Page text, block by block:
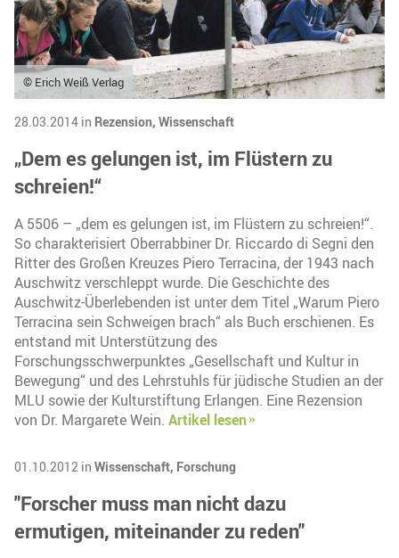
© Erich Weiß Verlag
28.03.2014 in Rezension, Wissenschaft
„Dem es gelungen ist, im Flüstern zu
schreien!“
A 5506 – „dem es gelungen ist, im Flüstern zu schreien!“.
So charakterisiert Oberrabbiner Dr. Riccardo di Segni den
Ritter des Großen Kreuzes Piero Terracina, der 1943 nach
Auschwitz verschleppt wurde. Die Geschichte des
Auschwitz-Überlebenden ist unter dem Titel „Warum Piero
Terracina sein Schweigen brach“ als Buch erschienen. Es
entstand mit Unterstützung des
Forschungsschwerpunktes „Gesellschaft und Kultur in
Bewegung“ und des Lehrstuhls für jüdische Studien an der
MLU sowie der Kulturstiftung Erlangen. Eine Rezension
von Dr. Margarete Wein. Artikel lesen
01.10.2012 in Wissenschaft, Forschung
"Forscher muss man nicht dazu
ermutigen, miteinander zu reden"